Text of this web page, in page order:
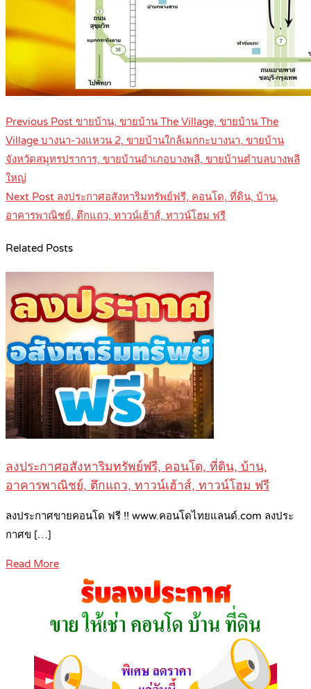
Post
navigation
Previous Post ขายบ้าน, ขายบ้าน The Village, ขายบ้าน The
Village บางนา-วงแหวน 2, ขายบ้านใกล้เมกกะบางนา, ขายบ้าน
จังหวัดสมุทรปราการ, ขายบ้านอำเภอบางพลี, ขายบ้านตำบลบางพลี
ใหญ่
Next Post ลงประกาศอสังหาริมทรัพย์ฟรี, คอนโด, ที่ดิน, บ้าน,
อาคารพาณิชย์, ตึกแถว, ทาวน์เฮ้าส์, ทาวน์โฮม ฟรี
Related Posts
ลงประกาศอสังหาริมทรัพย์ฟรี, คอนโด, ที่ดิน, บ้าน,
อาคารพาณิชย์, ตึกแถว, ทาวน์เฮ้าส์, ทาวน์โฮม ฟรี
ลงประกาศขายคอนโด ฟรี !! www.คอนโดไทยแลนด์.com ลงประ
กาศข […]
Read More